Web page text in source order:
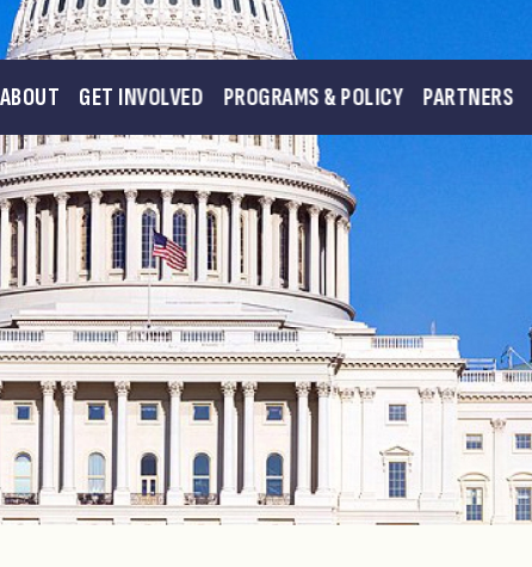
ABOUT GET INVOLVED PROGRAMS & POLICY PARTNERS